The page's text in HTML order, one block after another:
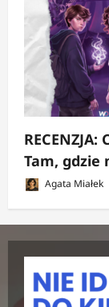
Tam, gdzie
Agata Miałek